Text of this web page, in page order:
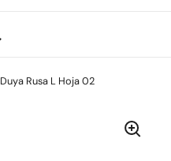
Duya Rusa L Hoja 02